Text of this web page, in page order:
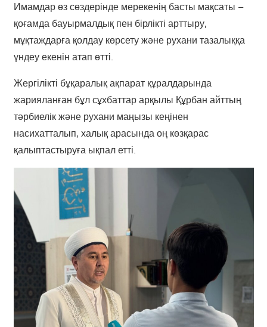
Имамдар өз сөздерінде мерекенің басты мақсаты –
қоғамда бауырмалдық пен бірлікті арттыру,
мұқтаждарға қолдау көрсету және рухани тазалыққа
үндеу екенін атап өтті.
Жергілікті бұқаралық ақпарат құралдарында
жарияланған бұл сұхбаттар арқылы Құрбан айттың
тәрбиелік және рухани маңызы кеңінен
насихатталып, халық арасында оң көзқарас
қалыптастыруға ықпал етті.